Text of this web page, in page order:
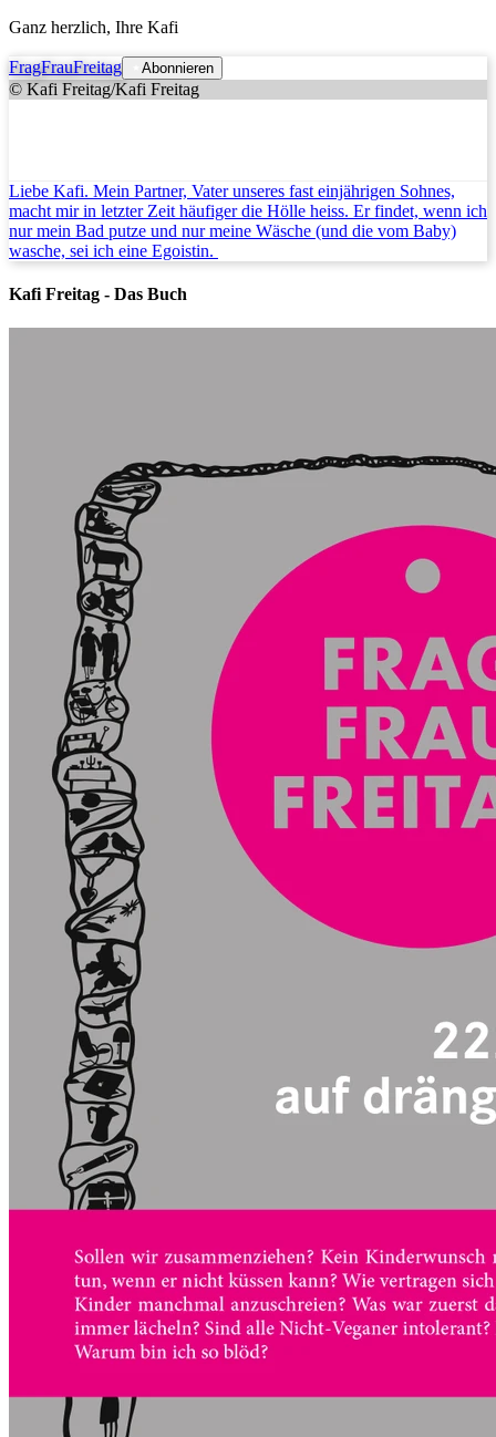
Ganz herzlich, Ihre Kafi
FragFrauFreitag Abonnieren
© Kafi Freitag/Kafi Freitag
Liebe Kafi. Mein Partner, Vater unseres fast einjährigen Sohnes,
macht mir in letzter Zeit häufiger die Hölle heiss. Er findet, wenn ich
nur mein Bad putze und nur meine Wäsche (und die vom Baby)
wasche, sei ich eine Egoistin.
Kafi Freitag - Das Buch